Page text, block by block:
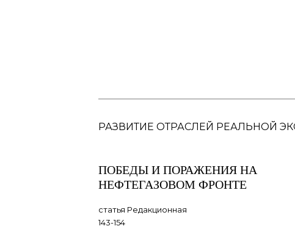
РАЗВИТИЕ ОТРАСЛЕЙ РЕАЛЬНОЙ
ПОБЕДЫ И ПОРАЖЕНИЯ НА
НЕФТЕГАЗОВОМ ФРОНТЕ
статья Редакционная
143-154